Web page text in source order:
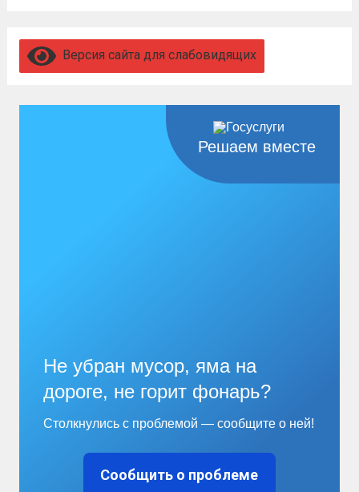
увольнение по окончании срока
гарантировано. Регион предоставляет
3,4 млн рублей единовременно;...
Версия сайта для слабовидящих
Решаем вместе
Не убран мусор, яма на
дороге, не горит фонарь?
Столкнулись с проблемой — сообщите о ней!
Сообщить о проблеме